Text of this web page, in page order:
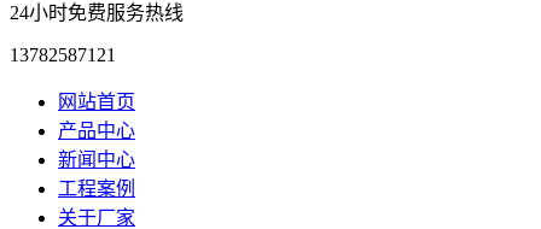
24小时免费服务热线
13782587121
网站首页
产品中心
新闻中心
工程案例
关于厂家